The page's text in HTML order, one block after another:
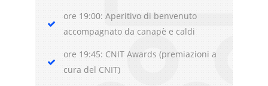
ore 19:00: Aperitivo di benvenuto
accompagnato da canapè e caldi
ore 19:45: CNIT Awards (premiazioni a
cura del CNIT)